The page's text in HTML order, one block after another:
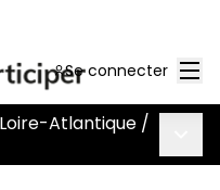
Se connecter
Atlantique /